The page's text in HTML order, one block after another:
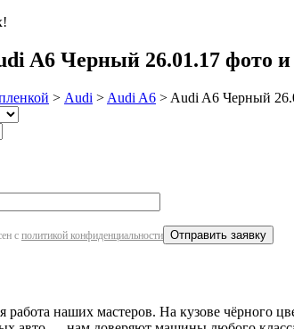
A6 Черный 26.01.17 фото и
> Audi > Audi A6 > Audi A6 Черный
с политикой конфиденциальности
работа наших мастеров. На кузове чёрного